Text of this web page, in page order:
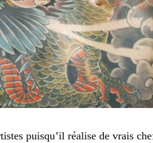
puisqu’il réalise de vrais